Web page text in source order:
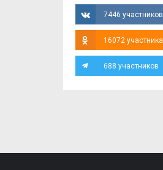
7446 участников
16072 участника
688 участников